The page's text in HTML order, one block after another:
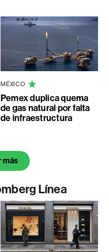
MÉXICO
Pemex duplica quema
de gas natural por falta
de infraestructura
más
Línea